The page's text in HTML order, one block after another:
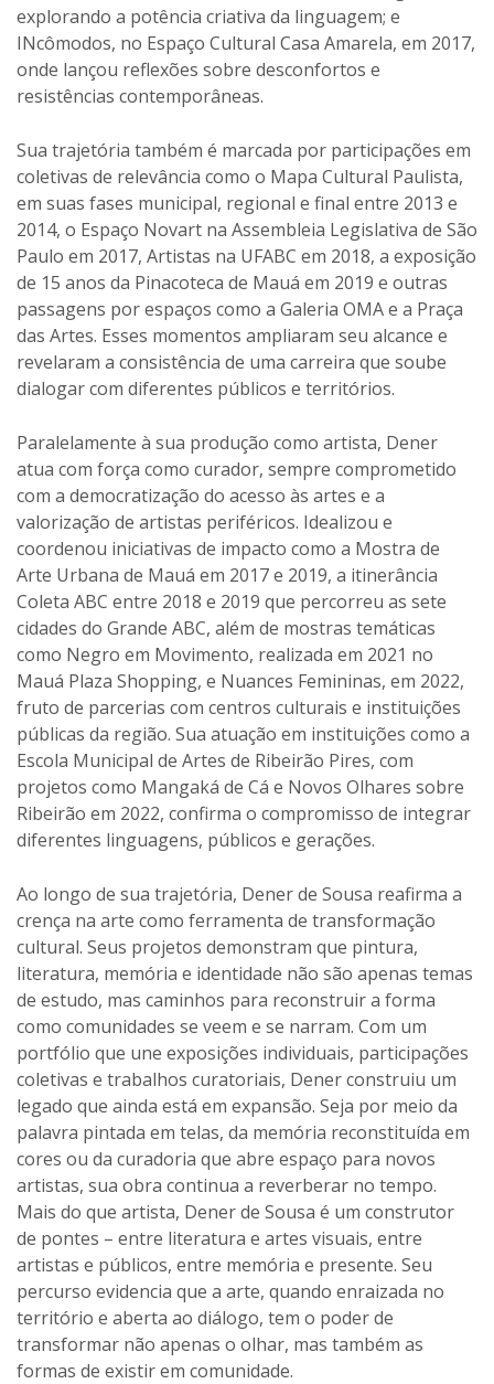
explorando a potência criativa da linguagem; e
INcômodos, no Espaço Cultural Casa Amarela, em 2017,
onde lançou reflexões sobre desconfortos e
resistências contemporâneas.
Sua trajetória também é marcada por participações em
coletivas de relevância como o Mapa Cultural Paulista,
em suas fases municipal, regional e final entre 2013 e
2014, o Espaço Novart na Assembleia Legislativa de São
Paulo em 2017, Artistas na UFABC em 2018, a exposição
de 15 anos da Pinacoteca de Mauá em 2019 e outras
passagens por espaços como a Galeria OMA e a Praça
das Artes. Esses momentos ampliaram seu alcance e
revelaram a consistência de uma carreira que soube
dialogar com diferentes públicos e territórios.
Paralelamente à sua produção como artista, Dener
atua com força como curador, sempre comprometido
com a democratização do acesso às artes e a
valorização de artistas periféricos. Idealizou e
coordenou iniciativas de impacto como a Mostra de
Arte Urbana de Mauá em 2017 e 2019, a itinerância
Coleta ABC entre 2018 e 2019 que percorreu as sete
cidades do Grande ABC, além de mostras temáticas
como Negro em Movimento, realizada em 2021 no
Mauá Plaza Shopping, e Nuances Femininas, em 2022,
fruto de parcerias com centros culturais e instituições
públicas da região. Sua atuação em instituições como a
Escola Municipal de Artes de Ribeirão Pires, com
projetos como Mangaká de Cá e Novos Olhares sobre
Ribeirão em 2022, confirma o compromisso de integrar
diferentes linguagens, públicos e gerações.
Ao longo de sua trajetória, Dener de Sousa reafirma a
crença na arte como ferramenta de transformação
cultural. Seus projetos demonstram que pintura,
literatura, memória e identidade não são apenas temas
de estudo, mas caminhos para reconstruir a forma
como comunidades se veem e se narram. Com um
portfólio que une exposições individuais, participações
coletivas e trabalhos curatoriais, Dener construiu um
legado que ainda está em expansão. Seja por meio da
palavra pintada em telas, da memória reconstituída em
cores ou da curadoria que abre espaço para novos
artistas, sua obra continua a reverberar no tempo.
Mais do que artista, Dener de Sousa é um construtor
de pontes – entre literatura e artes visuais, entre
artistas e públicos, entre memória e presente. Seu
percurso evidencia que a arte, quando enraizada no
território e aberta ao diálogo, tem o poder de
transformar não apenas o olhar, mas também as
formas de existir em comunidade.